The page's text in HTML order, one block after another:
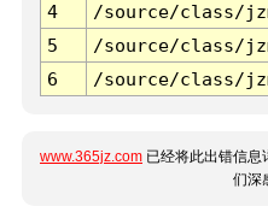
4
/source/class/
5
/source/class/
6
/source/class/
www.365jz.com 已经将此出错信息
们深